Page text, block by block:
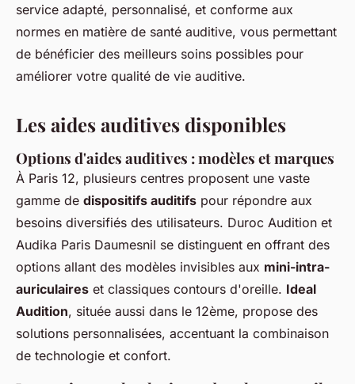
service adapté, personnalisé, et conforme aux
normes en matière de santé auditive, vous permettant
de bénéficier des meilleurs soins possibles pour
améliorer votre qualité de vie auditive.
Les aides auditives disponibles
Options d'aides auditives : modèles et marques
À Paris 12, plusieurs centres proposent une vaste
gamme de dispositifs auditifs pour répondre aux
besoins diversifiés des utilisateurs. Duroc Audition et
Audika Paris Daumesnil se distinguent en offrant des
options allant des modèles invisibles aux mini-intra-
auriculaires et classiques contours d'oreille. Ideal
Audition, située aussi dans le 12ème, propose des
solutions personnalisées, accentuant la combinaison
de technologie et confort.